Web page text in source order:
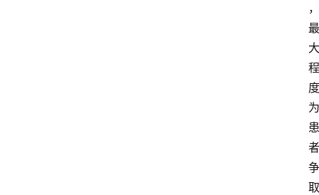
，
最
大
程
度
为
患
者
争
取